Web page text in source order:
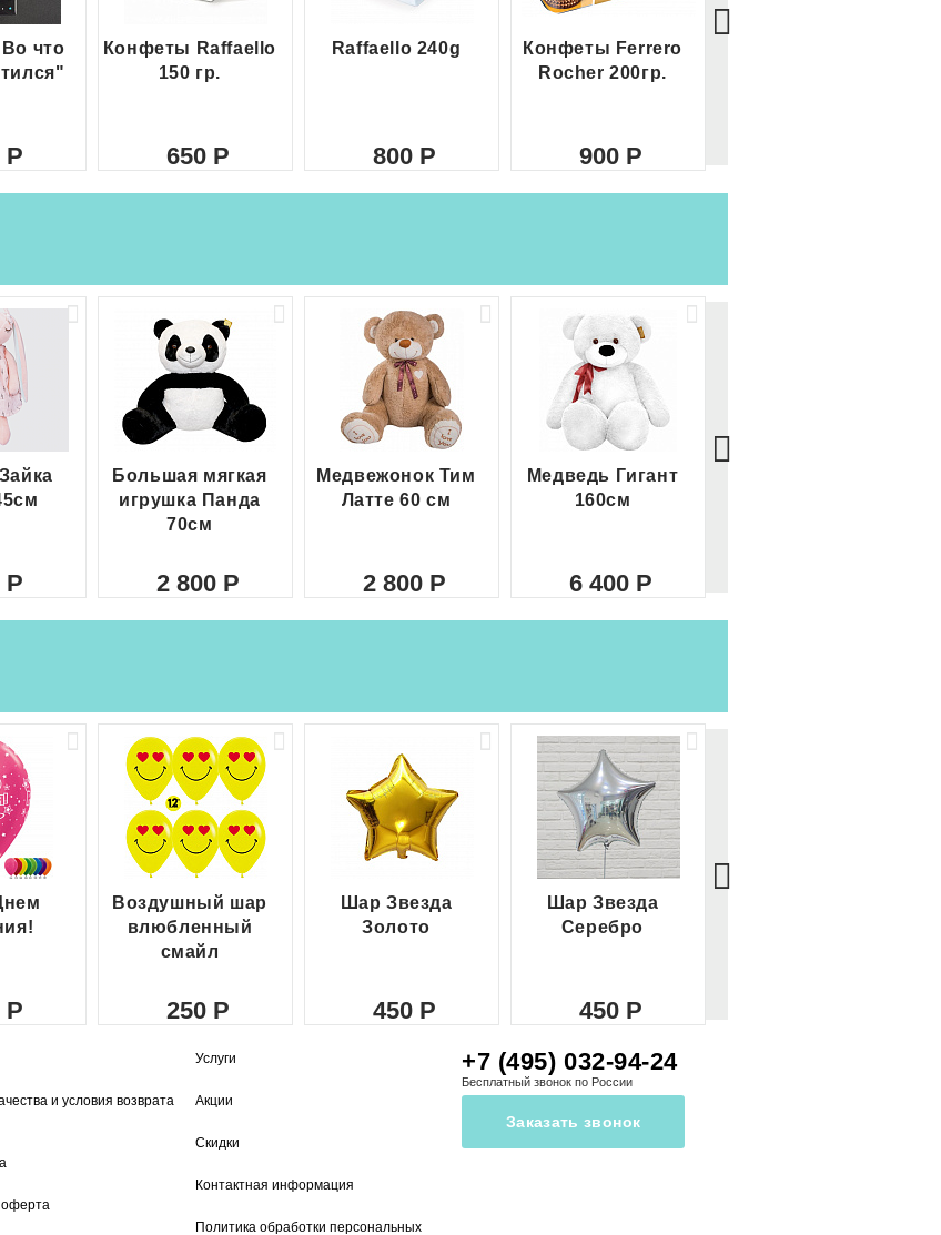
что
Конфеты Raffaello
150 гр.
650
Raffaello 240g
800
Конфеты Ferrero
Rocher 200гр.
900
Большая мягкая
игрушка Панда
70см
2 800
Медвежонок Тим
Латте 60 см
2 800
Медведь Гигант
160см
6 400
Воздушный шар
влюбленный
смайл
250
Шар Звезда
Золото
450
Шар Звезда
Серебро
450
и условия возврата
оферта
Услуги
Акции
Скидки
Контактная информация
Политика обработки персональных
+7 (495) 032-94-24
Бесплатный звонок по России
Заказать звонок